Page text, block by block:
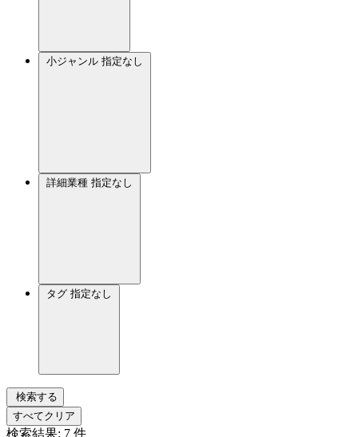
小ジャンル 指定なし
詳細業種 指定なし
タグ 指定なし
検索する
すべてクリア
検索結果: 7 件